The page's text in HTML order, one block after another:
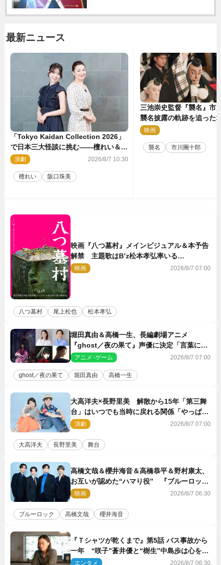
最新ニュース
「Tokyo Kaidan Collection 2026」
で日本三大怪談に挑む――檀れい＆阪
口珠美が語る「牡丹灯籠」の新たな魅
演劇 2026/8/7 10:30
檀れい 阪口珠美
三池崇史監督『襲名』市
襲名披露の軌跡を追った
点解禁！
映画
襲名 市川團十郎
映画『八つ墓村』メインビジュアル＆本予告
解禁 主題歌はB’z松本孝弘率いる
TMG「DOOM」に決定
映画 2026/8/7 07:00
八つ墓村 尾上松也 松本孝弘
堀田真由＆高橋一生、長編劇場アニメ
『ghost／夜の果て』声優に決定「言葉には
できない沢山の感情を思い出しました」
アニメ･ゲーム 2026/8/7 07:00
ghost／夜の果て 堀田真由 高橋一生
大高洋夫×長野里美 解散から15年「第三舞
台」はいつでも当時に戻れる関係「やっぱり
他の方たちとは違います」
演劇 2026/8/7 07:00
大高洋夫 長野里美 舞台
高橋文哉＆櫻井海音＆高橋恭平＆野村康太、
お互いが認めた“ハマり役” 『ブルーロッ
ク』で築いた最高のチームワーク
映画 2026/8/7 06:30
ブルーロック 高橋文哉 櫻井海音
『Ｔシャツが乾くまで』第5話 バス事故から
一年 “咲子”蒼井優と“樹生”中島歩は心を許
しあえる関係に
エンタメ 2026/8/7 06:30